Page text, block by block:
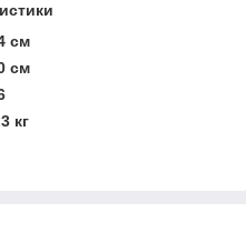
см
см
кг